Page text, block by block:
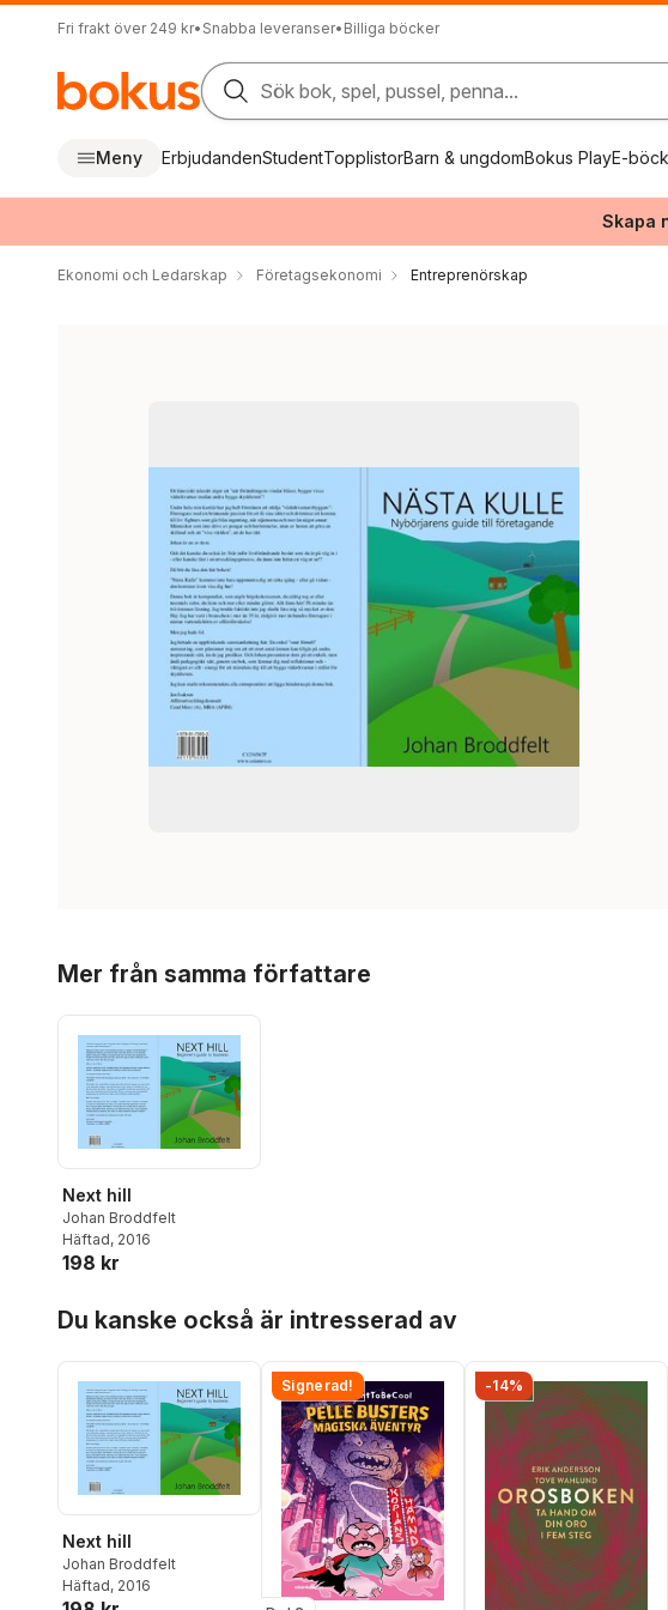
Fri frakt över 249 kr• Snabba leveranser• Billiga böcker
Sök bok, spel, pussel, penna...
Meny ErbjudandenStudentTopplistorBarn & ungdomBokus PlayE-
Skapa
Ekonomi och Ledarskap Företagsekonomi Entreprenörskap
Mer från samma författare
Next hill
Johan Broddfelt
Häftad, 2016
198 kr
Du kanske också är intresserad av
Next hill
Johan Broddfelt
Häftad, 2016
Signerad! -14%